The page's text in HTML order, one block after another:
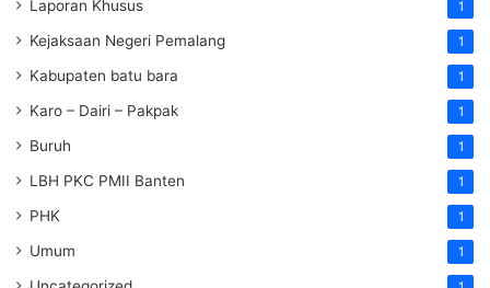
Laporan Khusus 1
Kejaksaan Negeri Pemalang 1
Kabupaten batu bara 1
Karo – Dairi – Pakpak 1
Buruh 1
LBH PKC PMII Banten 1
PHK 1
Umum 1